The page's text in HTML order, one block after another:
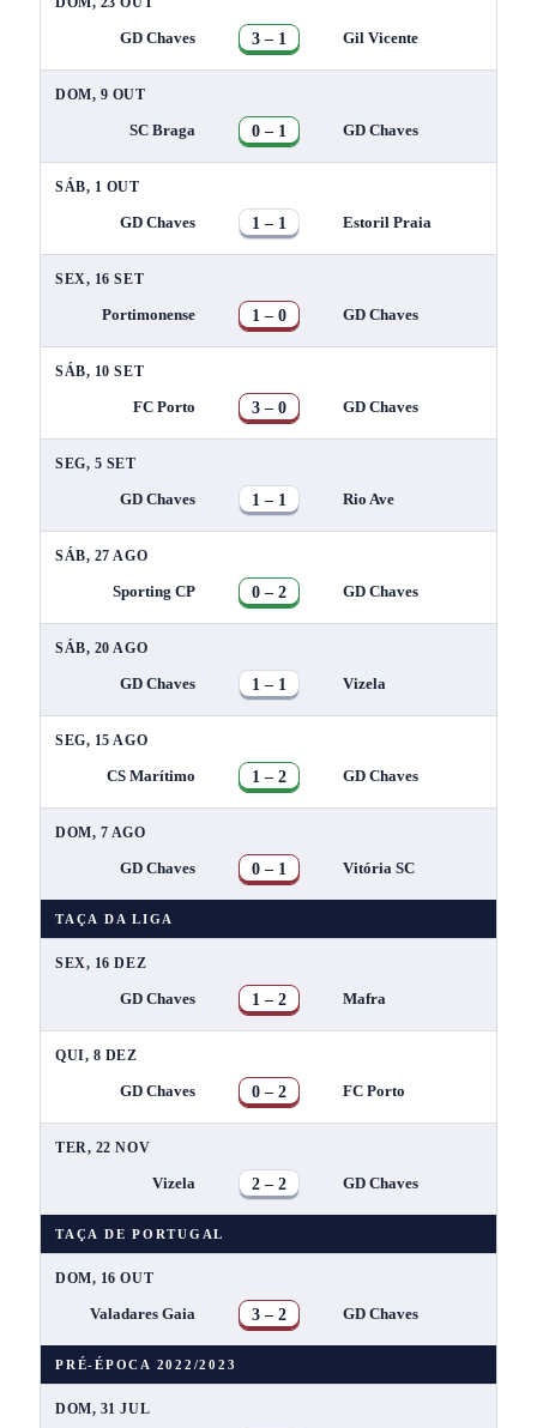
GD Chaves 3 – 1 Gil Vicente
DOM, 9 OUT
SC Braga 0 – 1 GD Chaves
SÁB, 1 OUT
GD Chaves 1 – 1 Estoril Praia
SEX, 16 SET
Portimonense 1 – 0 GD Chaves
SÁB, 10 SET
FC Porto 3 – 0 GD Chaves
SEG, 5 SET
GD Chaves 1 – 1 Rio Ave
SÁB, 27 AGO
Sporting CP 0 – 2 GD Chaves
SÁB, 20 AGO
GD Chaves 1 – 1 Vizela
SEG, 15 AGO
CS Marítimo 1 – 2 GD Chaves
DOM, 7 AGO
GD Chaves 0 – 1 Vitória SC
TAÇA DA LIGA
SEX, 16 DEZ
GD Chaves 1 – 2 Mafra
QUI, 8 DEZ
GD Chaves 0 – 2 FC Porto
TER, 22 NOV
Vizela 2 – 2 GD Chaves
TAÇA DE PORTUGAL
DOM, 16 OUT
Valadares Gaia 3 – 2 GD Chaves
PRÉ-ÉPOCA 2022/2023
DOM, 31 JUL